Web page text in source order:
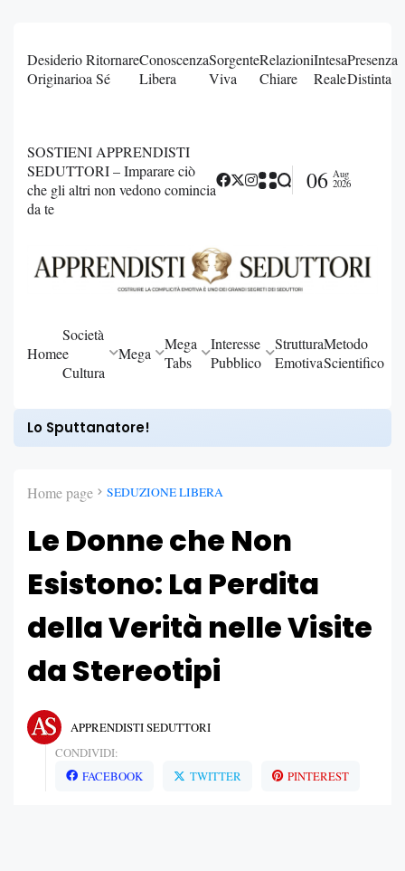
Desiderio
Originario
Ritornare
a Sé
Conoscenza
Libera
Sorgente
Viva
Relazioni
Chiare
Intesa
Reale
Presenza
Distinta
SOSTIENI APPRENDISTI
SEDUTTORI – Imparare ciò
che gli altri non vedono comincia
da te
06 Aug
2026
Home
Società
e
Cultura
Mega
Mega
Tabs
Interesse
Pubblico
Struttura
Emotiva
Metodo
Scientifico
Lo Sputtanatore!
Home page SEDUZIONE LIBERA
Le Donne che Non
Esistono: La Perdita
della Verità nelle Visite
da Stereotipi
APPRENDISTI SEDUTTORI
CONDIVIDI:
FACEBOOK
TWITTER PINTEREST